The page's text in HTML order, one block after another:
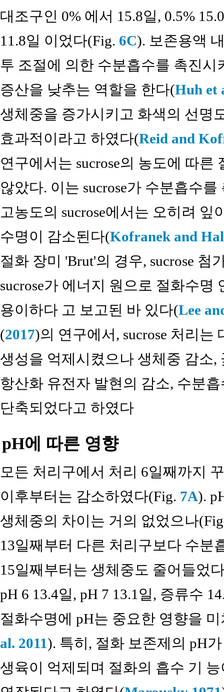
대조구인 0% 에서 15.8일, 0.5%
11.8일 이었다(Fig. 6C). 보존용액
투 조절에 의한 수분흡수를 촉진
증산을 낮추는 역할을 한다(Huh et
생체중을 증가시키고 화색의 선명
효과적이라고 하였다(Reid and
연구에서는 sucrose의 농도에 따
않았다. 이는 sucrose가 수분흡수
고농도의 sucrose에서는 오히려
수명이 감소된다(Kofranek and
절화 장미 'Brut'의 경우, sucrose
sucrose가 에너지 원으로 절화수
용이하다 고 보고된 바 있다(Lee
(2017)의 연구에서, sucrose 처리
생성을 억제시켰으나 생체중 감소,
항산화 유전자 발현의 감소, 수분
단축되었다고 하였다
pH에 따른 영향
모든 처리구에서 처리 6일째까지
이후부터는 감소하였다(Fig. 7A).
생체중의 차이는 거의 없었으나
13일째부터 다른 처리구보다 수분
15일째부터는 생체중도 줄어들었
pH 6 13.4일, pH 7 13.1일, 증류수
절화수명에 pH는 중요한 영향을
al. 2011). 특히, 절화 보존제의 pH
생육이 억제되며 절화의 흡수 기